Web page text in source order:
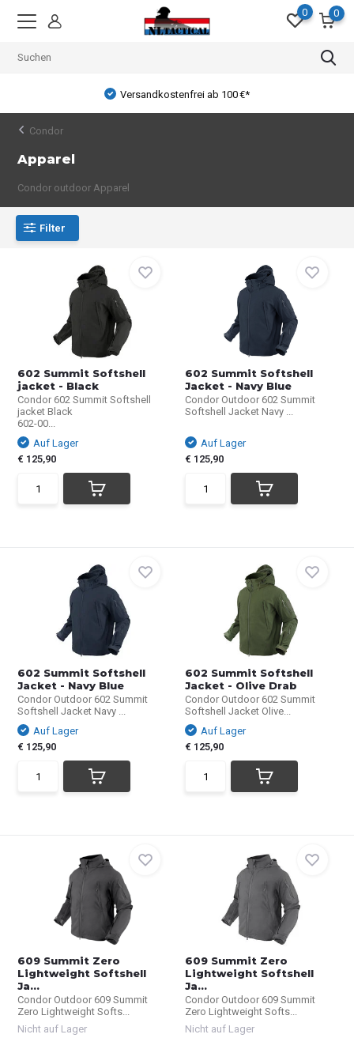
0 0
Versandkostenfrei ab 100 €*
Condor
Apparel
Condor outdoor Apparel
Filter
602 Summit Softshell
jacket - Black
Condor 602 Summit Softshell
jacket Black
602-00...
Auf Lager
€ 125,90
602 Summit Softshell
Jacket - Navy Blue
Condor Outdoor 602 Summit
Softshell Jacket Navy ...
Auf Lager
€ 125,90
602 Summit Softshell
Jacket - Navy Blue
Condor Outdoor 602 Summit
Softshell Jacket Navy ...
Auf Lager
€ 125,90
602 Summit Softshell
Jacket - Olive Drab
Condor Outdoor 602 Summit
Softshell Jacket Olive...
Auf Lager
€ 125,90
609 Summit Zero
Lightweight Softshell
Ja...
Condor Outdoor 609 Summit
Zero Lightweight Softs...
Nicht auf Lager
609 Summit Zero
Lightweight Softshell
Ja...
Condor Outdoor 609 Summit
Zero Lightweight Softs...
Nicht auf Lager